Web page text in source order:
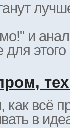
и
всё
в